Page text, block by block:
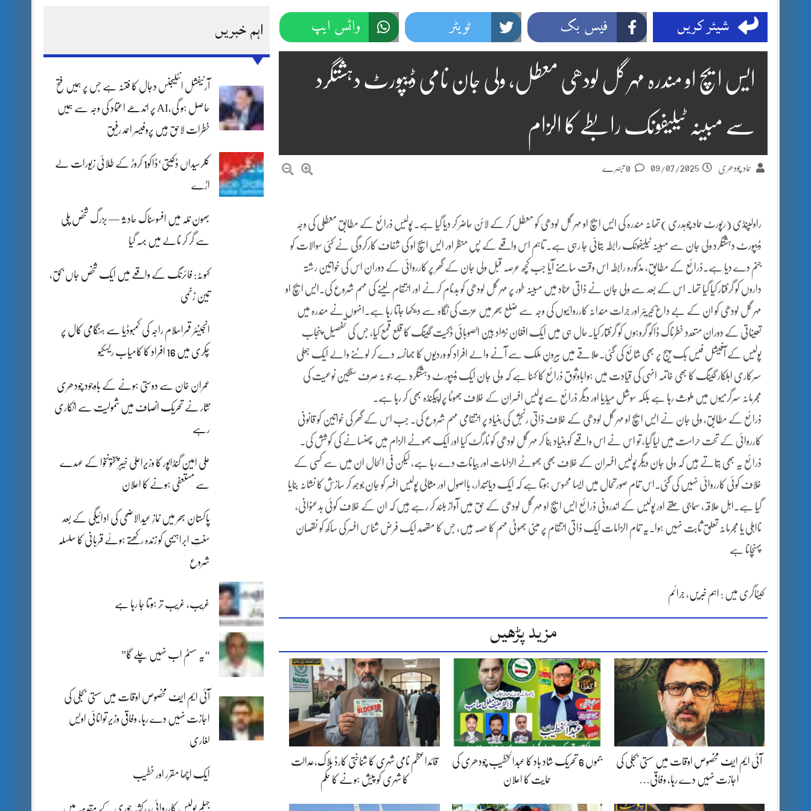
اہم خبریں
آرٹیفشل انٹلیجنس دجال کا فتنہ ہے جس پر ہمیں فتح
حاصل ہو گی،AI پر اندھے اعتماد کی وجہ سے ہمیں
خطرات لاحق ہیں پروفیسر احمد رفیق
کلرسیداں ڈکیتی‘ڈاکو1 کروڑ کے طلائی زیورات لے
اڑے
بھون نلہ میں افسوسناک حادثہ — بزرگ شخص پلی
سے گر کر نالے میں بہہ گیا
کہوٹہ: فائرنگ کے واقعے میں ایک شخص جاں بحق،
تین زخمی
انجینئر قمراسلام راجہ کی کمبوڈیا سے ہنگامی کال پر
چکری میں 16 افراد کا کامیاب ریسکیو
عمران خان سے دوستی ہونے کے باوجود چودھری
نثار نے تحریک انصاف میں شمولیت سے انکاری
رہے
علی امین گنڈاپور کا وزیراعلیٰ خیبرپختونخوا کے عہدے
سے مستعفی ہونے کا اعلان
پاکستان بھر میں نمازِ عیدالاضحی کی ادائیگی کے بعد
سنتِ ابراہیمی کو زندہ رکھتے ہوئے قربانی کا سلسلہ
شروع
غریب، غریب تر ہوتا جا رہا ہے
“یہ سسٹم اب نہیں چلے گا”
آئی ایم ایف مخصوص اوقات میں سستی بجلی کی
اجازت نہیں دے رہا، وفاقی وزیر توانائی اویس
لغاری
ایک اچھا مقرر اور خطیب
جہلم پولیس کارروائی، رکشہ چوری کے مقدمہ میں
شیئر کریں فیس بک ٹویٹر واٹس ایپ
ایس ایچ او مندرہ مہر گل لودھی معطل، ولی جان نامی ڈیپورٹ دہشتگرد
سے مبینہ ٹیلیفونک رابطے کا الزام
حماد چودھری 09/07/2025
راولپنڈی (رپورٹ حماد چوہدری )تھانہ مندرہ کی ایس ایچ او مہر گل لودھی کو معطل کر کے لائن حاضر کر دیا گیا ہے۔ پولیس ذرائع کے مطابق معطلی کی وجہ
ڈیپورٹ دہشتگرد ولی جان سے مبینہ ٹیلیفونک رابطہ بتائی جا رہی ہے۔ تاہم اس واقعے کے پس منظر اور ایس ایچ او کی شفاف کارکردگی نے کئی سوالات کو
جنم دے دیا ہے۔ذرائع کے مطابق، مذکورہ رابطہ اس وقت سامنے آیا جب کچھ عرصہ قبل ولی جان کے گھر پر کارروائی کے دوران اس کی خواتین رشتہ
داروں کو گرفتار کیا گیا تھا۔ اس کے بعد سے ولی جان نے ذاتی عناد میں مبینہ طور پر مہر گل لودھی کو بدنام کرنے اور انتقام لینے کی مہم شروع کی۔ایس ایچ او
مہر گل لودھی کو ان کے بے داغ کیریئر اور جرات مندانہ کارروائیوں کی وجہ سے ضلع بھر میں عزت کی نگاہ سے دیکھا جاتا رہا ہے۔انہوں نے مندرہ میں
تعیناتی کے دوران متعدد خطرناک ڈاکو گروہوں کو گرفتار کیا۔حال ہی میں ایک افغان نژاد بین الصوبائی ڈکیت گینگ کا قلع قمع کیا، جس کی تفصیل پنجاب
پولیس کے آفیشل فیس بک پیج پر بھی شائع کی گئی۔علاقے میں بیرونِ ملک سے آنے والے افراد کو وردیوں کا جھانسہ دے کر لوٹنے والے ایک جعلی
سرکاری اہلکار گینگ کا بھی خاتمہ انہی کی قیادت میں ہواباوثوق ذرائع کا کہنا ہے کہ ولی جان ایک ڈیپورٹ دہشتگرد ہے جو نہ صرف سنگین نوعیت کی
مجرمانہ سرگرمیوں میں ملوث رہا ہے بلکہ سوشل میڈیا اور دیگر ذرائع سے پولیس افسران کے خلاف جھوٹا پراپیگنڈہ بھی کر رہا ہے۔
ذرائع کے مطابق، ولی جان نے ایس ایچ او مہر گل لودھی کے خلاف ذاتی رنجش کی بنیاد پر انتقامی مہم شروع کی۔ جب اس کے گھر کی خواتین کو قانونی
کارروائی کے تحت حراست میں لیا گیا، تو اس نے اس واقعے کو بنیاد بنا کر مہر گل لودھی کو ٹارگٹ کیا اور ایک جھوٹے الزام میں پھنسانے کی کوشش کی۔
ذرائع یہ بھی بتاتے ہیں کہ ولی جان دیگر پولیس افسران کے خلاف بھی جھوٹے الزامات اور بیانات دے رہا ہے، لیکن فی الحال ان میں سے کسی کے
خلاف کوئی کارروائی نہیں کی گئی۔اس تمام صورتحال میں ایسا محسوس ہوتا ہے کہ ایک دیانتدار، بااصول اور مثالی پولیس افسر کو جان بوجھ کر سازش کا نشانہ بنایا
گیا ہے۔اہل علاقہ، سماجی حلقے اور پولیس کے اندرونی ذرائع ایس ایچ او مہر گل لودھی کے حق میں آواز بلند کر رہے ہیں کہ ان کے خلاف کوئی بدعنوانی،
نااہلی یا مجرمانہ تعلق ثابت نہیں ہوا۔یہ تمام الزامات ایک ذاتی انتقام پر مبنی جھوٹی مہم کا حصہ ہیں، جس کا مقصد ایک فرض شناس افسر کی ساکھ کو نقصان
پہنچانا ہے
کیٹاگری میں : اہم خبریں ، جرائم
مزید پڑھیں
آئی ایم ایف مخصوص اوقات میں سستی بجلی کی
اجازت نہیں دے رہا، وفاقی…
جموں 6 تحریک شاد باد کا عبدالخطیب چودھری کی
حمایت کا اعلان
قائداعظم نامی شہری کا شناختی کارڈ بلاک،عدالت
کا شہری کو پیش ہونے کا حکم